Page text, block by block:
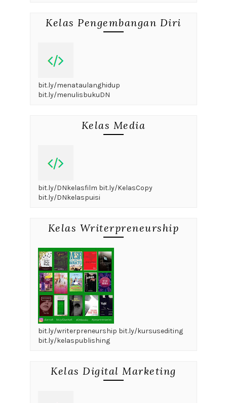
Kelas Pengembangan Diri
bit.ly/menataulanghidup
bit.ly/menulisbukuDN
Kelas Media
bit.ly/DNkelasfilm bit.ly/KelasCopy
bit.ly/DNkelaspuisi
Kelas Writerpreneurship
bit.ly/writerpreneurship bit.ly/kursusediting
bit.ly/kelaspublishing
Kelas Digital Marketing